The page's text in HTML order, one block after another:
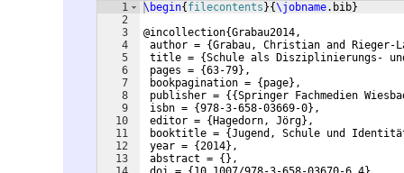
1
2
3
4
5
6
7
8
9
10
11
12
13
\begin{ filecontents }{\jobname.bib}
@incollection{Grabau2014,
author = {Grabau, Christian and Rieger-
title = {Schule als Disziplinierungs- und
pages = {63-79} ,
bookpagination = { page} ,
publisher = {{Springer Fachmedien
isbn = {978-3-658-03669-0} ,
editor = { Hagedorn, Jörg} ,
booktitle = {Jugend, Schule und
year = {2014} ,
abstract = { } ,